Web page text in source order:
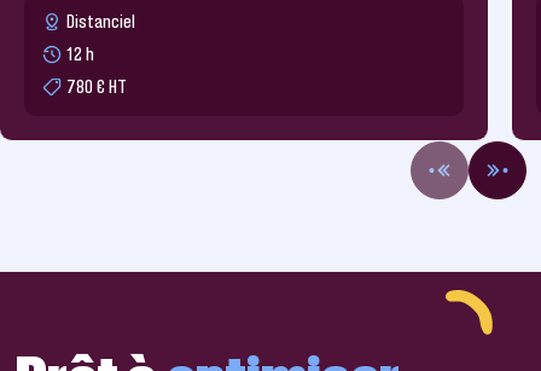
Distanciel
12 h
780 € HT